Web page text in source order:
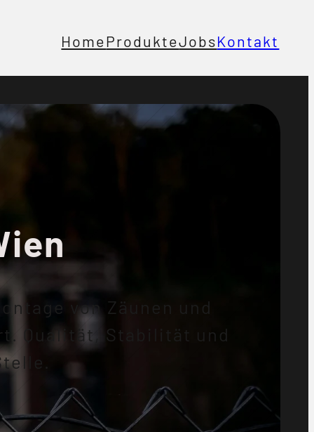
HomeProdukteJobsKontakt
von Zäunen und
Qualität, Stabilität und